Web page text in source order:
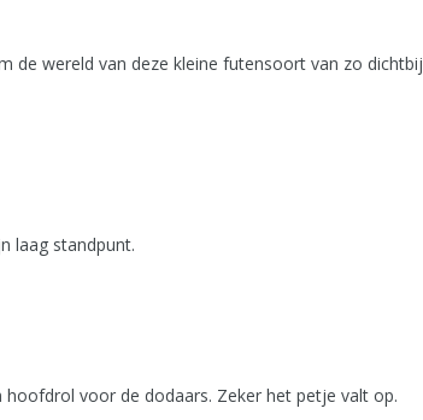
de wereld van deze kleine futensoort van zo
laag standpunt.
hoofdrol voor de dodaars. Zeker het petje valt op.